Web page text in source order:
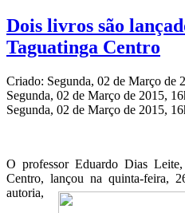
Dois livros são
Taguatinga Centro
Criado: Segunda, 02 de Março de
Segunda, 02 de Março de 2015,
Segunda, 02 de Março de 2015,
O professor Eduardo Dias
Centro, lançou na quinta-feira,
autoria,